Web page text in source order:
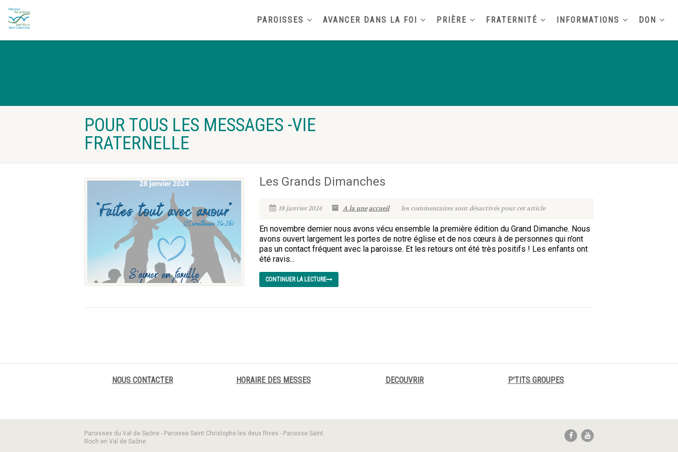
PAROISSES AVANCER DANS LA FOI PRIÈRE FRATERNITÉ INFORMATIONS DON
POUR TOUS LES MESSAGES -VIE
FRATERNELLE
Les Grands Dimanches
18 janvier 2024 A la une accueil les commentaires sont désactivés pour cet article
En novembre dernier nous avons vécu ensemble la première édition du Grand Dimanche. Nous
avons ouvert largement les portes de notre église et de nos cœurs à de personnes qui n’ont
pas un contact fréquent avec la paroisse. Et les retours ont été très positifs ! Les enfants ont
été ravis...
CONTINUER LA LECTURE
NOUS CONTACTER HORAIRE DES MESSES DECOUVRIR P'TITS GROUPES
Paroisses du Val de Saône - Paroisse Saint Christophe les deux Rives - Paroisse Saint
Roch en Val de Saône